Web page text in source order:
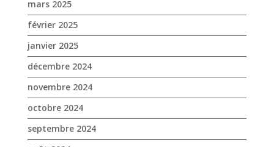
octobre 2024
septembre 2024
août 2024
juin 2024
mai 2024
avril 2024
mars 2024